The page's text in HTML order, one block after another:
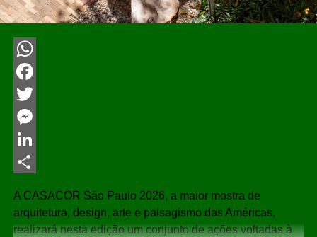
WhatsApp
Facebook
Twitter
Messenger
LinkedIn
A CASACOR São Paulo 2026, a maior mostra de
arquitetura, design, arte e paisagismo das Américas,
realizará nesta edição um conjunto de ações voltadas à